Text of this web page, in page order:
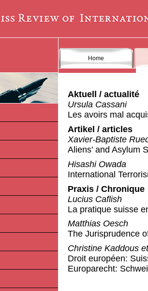
Home
Aktuell / actualité
Ursula Cassani
Les avoirs mal
Artikel / articles
Xavier-Baptiste
Aliens’ and Asylum
Hisashi Owada
International
Praxis / Chronique
Lucius Caflish
La pratique suisse
Matthias Oesch
The Jurisprudence
Christine Kaddous
Droit européen:
Europarecht: